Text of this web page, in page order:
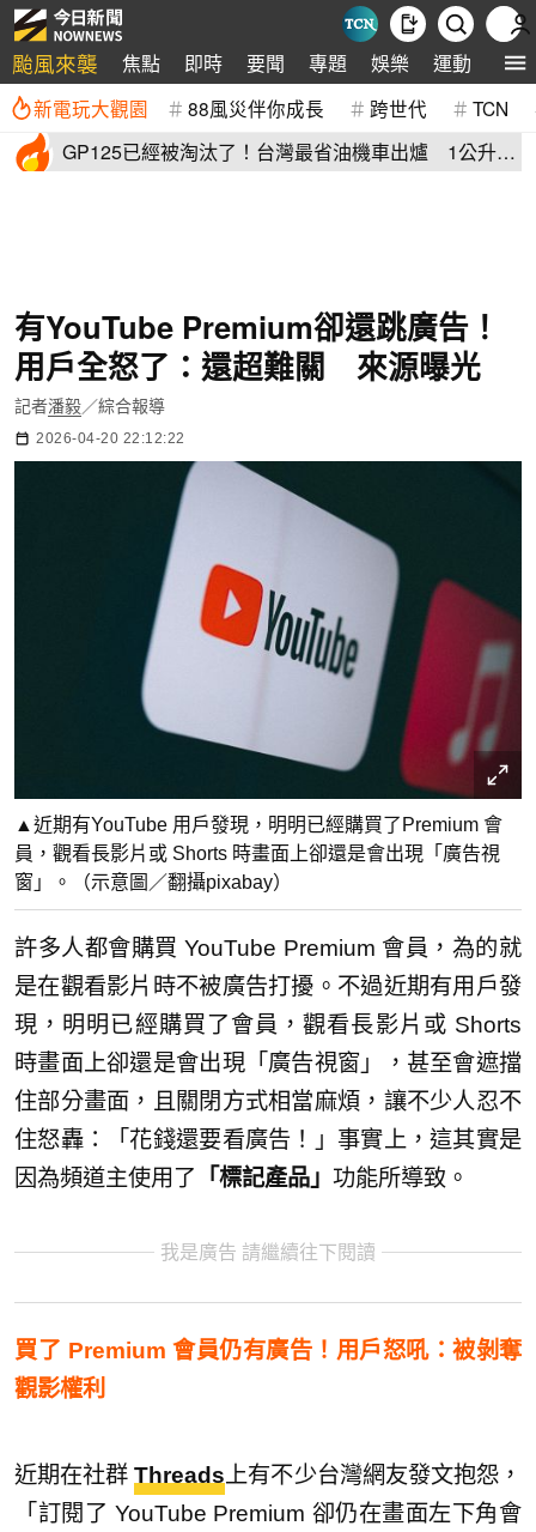
颱風來襲 焦點 即時 要聞 專題 娛樂 運動 全球
新電玩大觀園 88風災伴你成長 跨世代 TCN
GP125已經被淘汰了！台灣最省油機車出爐 1公升油
有YouTube Premium卻還跳廣告！
用戶全怒了：還超難關 來源曝光
記者潘毅／綜合報導
2026-04-20 22:12:22
▲近期有YouTube 用戶發現，明明已經購買了Premium 會
員，觀看長影片或 Shorts 時畫面上卻還是會出現「廣告視
窗」。（示意圖／翻攝pixabay）
許多人都會購買 YouTube Premium 會員，為的就
是在觀看影片時不被廣告打擾。不過近期有用戶發
現，明明已經購買了會員，觀看長影片或 Shorts
時畫面上卻還是會出現「廣告視窗」，甚至會遮擋
住部分畫面，且關閉方式相當麻煩，讓不少人忍不
住怒轟：「花錢還要看廣告！」事實上，這其實是
因為頻道主使用了 「標記產品」 功能所導致。
我是廣告 請繼續往下閱讀
買了 Premium 會員仍有廣告！用戶怒吼：被剝奪
觀影權利
近期在社群Threads上有不少台灣網友發文抱怨，
「訂閱了 YouTube Premium 卻仍在畫面左下角會